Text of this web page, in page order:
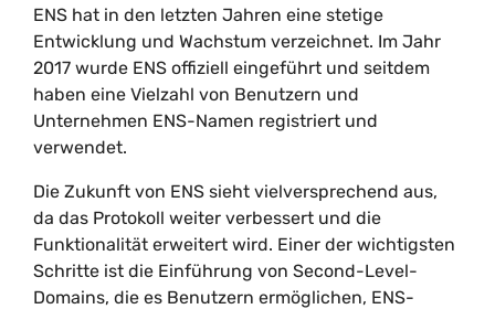
ENS hat in den letzten Jahren eine stetige
Entwicklung und Wachstum verzeichnet. Im Jahr
2017 wurde ENS offiziell eingeführt und seitdem
haben eine Vielzahl von Benutzern und
Unternehmen ENS-Namen registriert und
verwendet.
Die Zukunft von ENS sieht vielversprechend aus,
da das Protokoll weiter verbessert und die
Funktionalität erweitert wird. Einer der wichtigsten
Schritte ist die Einführung von Second-Level-
Domains, die es Benutzern ermöglichen, ENS-